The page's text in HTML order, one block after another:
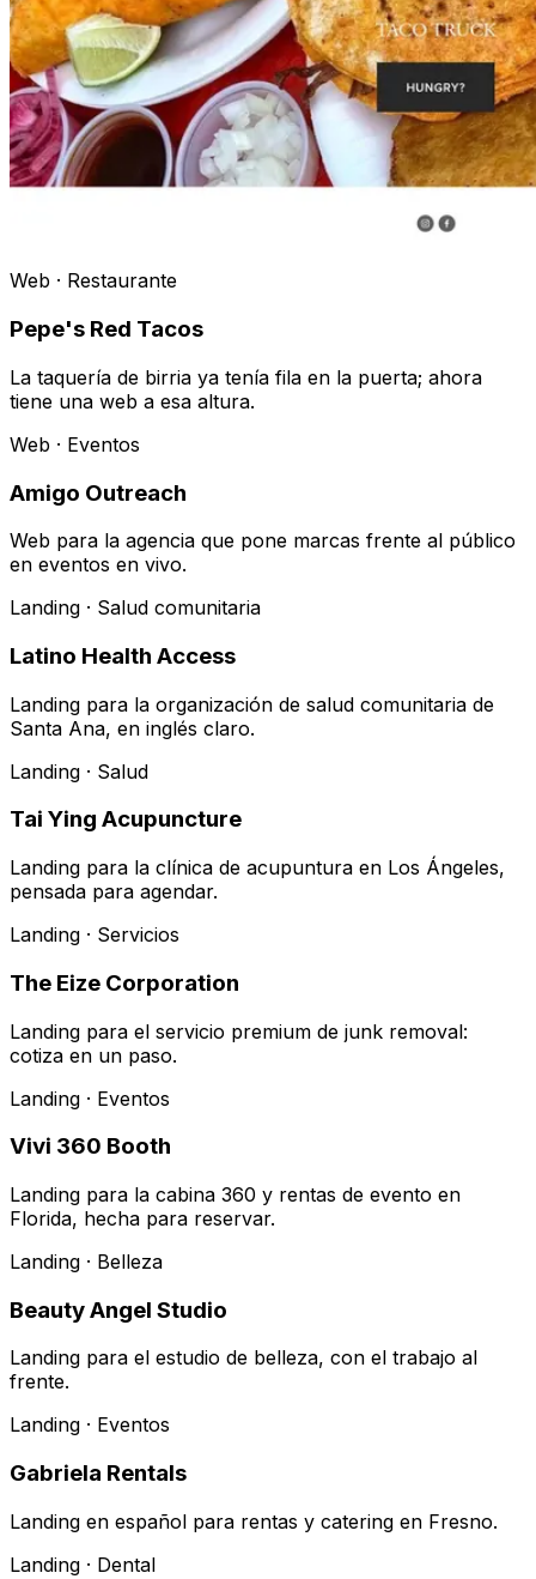
Web · Restaurante
Pepe's Red Tacos
La taquería de birria ya tenía fila en la puerta; ahora
tiene una web a esa altura.
Web · Eventos
Amigo Outreach
Web para la agencia que pone marcas frente al público
en eventos en vivo.
Landing · Salud comunitaria
Latino Health Access
Landing para la organización de salud comunitaria de
Santa Ana, en inglés claro.
Landing · Salud
Tai Ying Acupuncture
Landing para la clínica de acupuntura en Los Ángeles,
pensada para agendar.
Landing · Servicios
The Eize Corporation
Landing para el servicio premium de junk removal:
cotiza en un paso.
Landing · Eventos
Vivi 360 Booth
Landing para la cabina 360 y rentas de evento en
Florida, hecha para reservar.
Landing · Belleza
Beauty Angel Studio
Landing para el estudio de belleza, con el trabajo al
frente.
Landing · Eventos
Gabriela Rentals
Landing en español para rentas y catering en Fresno.
Landing · Dental